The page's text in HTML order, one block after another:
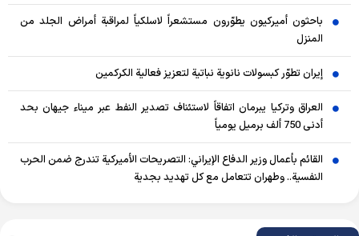
باحثون أميركيون يطوّرون مستشعراً لاسلكياً لمراقبة أمراض الجلد من
المنزل
إيران تطوّر كبسولات نانوية نباتية لتعزيز فعالية الكركمين
العراق وتركيا يبرمان اتفاقاً لاستئناف تصدير النفط عبر ميناء جيهان بحد
أدنى 750 ألف برميل يومياً
القائم بأعمال وزير الدفاع الإيراني: التصريحات الأميركية تندرج ضمن الحرب
النفسية.. وطهران تتعامل مع كل تهديد بجدية